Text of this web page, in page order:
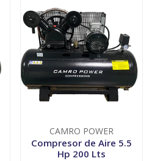
CAMRO POWER
Compresor de Aire 5.5
Hp 200 Lts